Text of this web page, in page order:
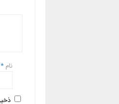
نام *